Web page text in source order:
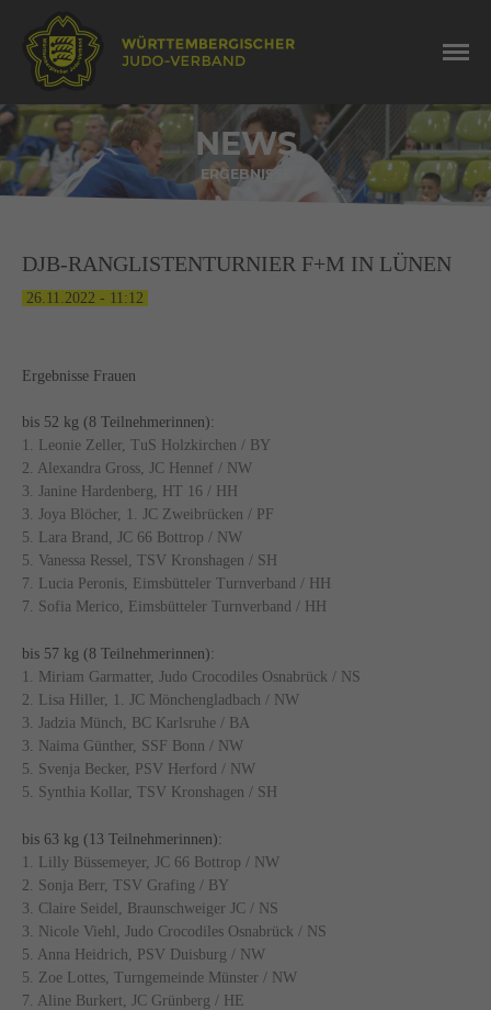
NEWS
ERGEBNISSE
DJB-RANGLISTENTURNIER F+M IN LÜNEN
26.11.2022 - 11:12
Ergebnisse Frauen
bis 52 kg (8 Teilnehmerinnen):
1. Leonie Zeller, TuS Holzkirchen / BY
2. Alexandra Gross, JC Hennef / NW
3. Janine Hardenberg, HT 16 / HH
3. Joya Blöcher, 1. JC Zweibrücken / PF
5. Lara Brand, JC 66 Bottrop / NW
5. Vanessa Ressel, TSV Kronshagen / SH
7. Lucia Peronis, Eimsbütteler Turnverband / HH
7. Sofia Merico, Eimsbütteler Turnverband / HH
bis 57 kg (8 Teilnehmerinnen):
1. Miriam Garmatter, Judo Crocodiles Osnabrück / NS
2. Lisa Hiller, 1. JC Mönchengladbach / NW
3. Jadzia Münch, BC Karlsruhe / BA
3. Naima Günther, SSF Bonn / NW
5. Svenja Becker, PSV Herford / NW
5. Synthia Kollar, TSV Kronshagen / SH
bis 63 kg (13 Teilnehmerinnen):
1. Lilly Büssemeyer, JC 66 Bottrop / NW
2. Sonja Berr, TSV Grafing / BY
3. Claire Seidel, Braunschweiger JC / NS
3. Nicole Viehl, Judo Crocodiles Osnabrück / NS
5. Anna Heidrich, PSV Duisburg / NW
5. Zoe Lottes, Turngemeinde Münster / NW
7. Aline Burkert, JC Grünberg / HE